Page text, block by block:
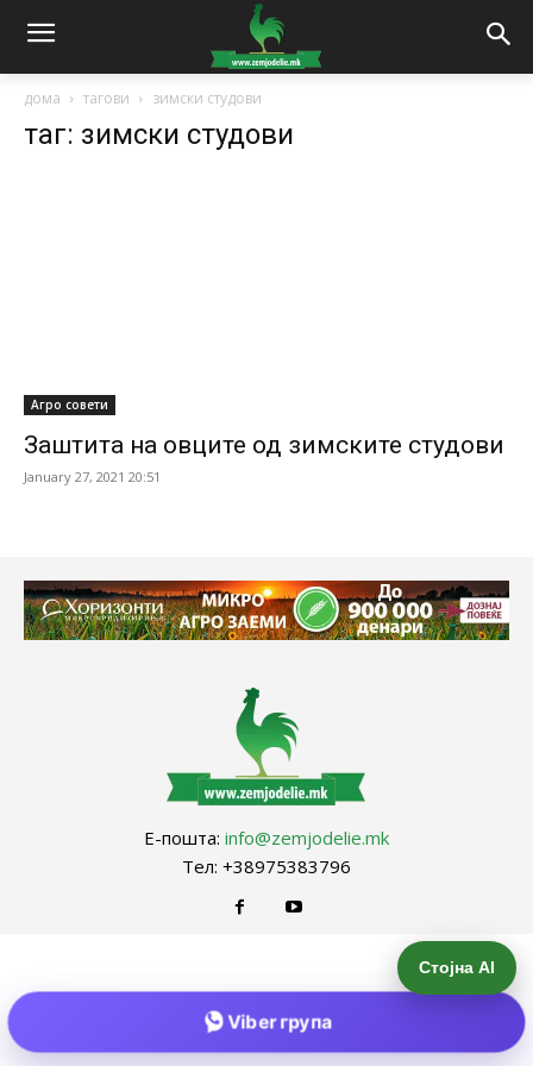
дома тагови зимски студови
таг: зимски студови
Агро совети
Заштита на овците од зимските студови
January 27, 2021 20:51
Е-пошта: info@zemjodelie.mk
Тел: +38975383796
Стојна AI
Viber група